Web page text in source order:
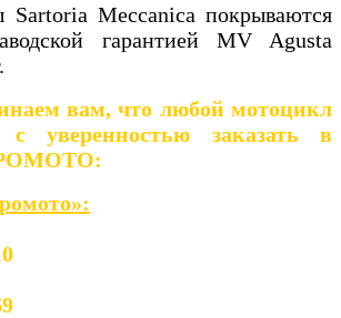
Sartoria Meccanica покрываются
гарантией MV Agusta
вам, что любой мотоцикл
уверенностью заказать в